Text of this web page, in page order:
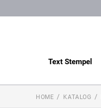
Text Stempel
HOME KATALOG